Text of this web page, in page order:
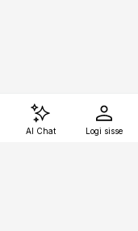
AI Chat Logi sisse